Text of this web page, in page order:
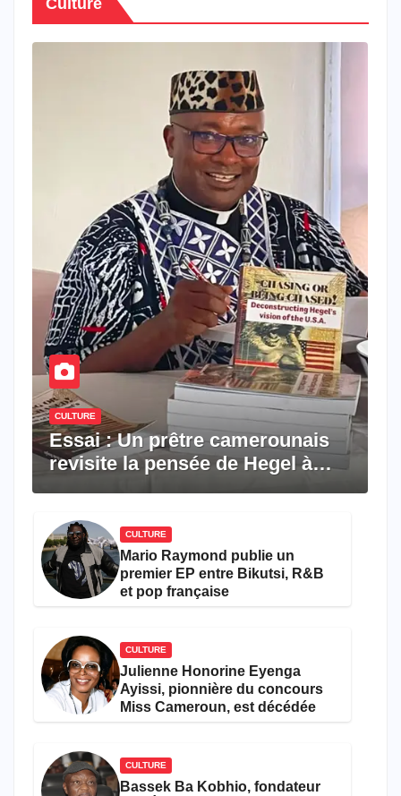
CULTURE
Essai : Un prêtre camerounais
revisite la pensée de Hegel à
CULTURE
Mario Raymond publie un
premier EP entre Bikutsi, R&B
et pop française
CULTURE
Julienne Honorine Eyenga
Ayissi, pionnière du concours
Miss Cameroun, est décédée
CULTURE
Bassek Ba Kobhio, fondateur